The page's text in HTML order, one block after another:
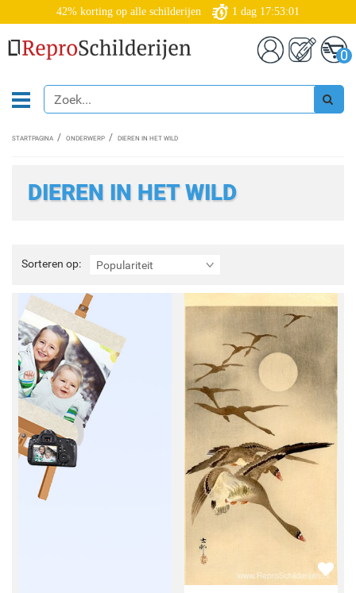
42% korting op alle schilderijen 1 dag 17:52:59
0
STARTPAGINA ONDERWERP DIEREN IN HET WILD
DIEREN IN HET WILD
Sorteren op: Populariteit
Sorteren
op: